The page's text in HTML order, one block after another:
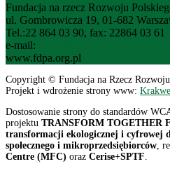
Fundacja na rzecz Rozwoju
ul. Gombrowicza 19, 01-682
Tel.:22 864 03 90, fax: 22864 03 61
e-mail:
www.fdpa.org.pl
Copyright © Fundacja na Rzecz
Projekt i wdrożenie strony www:
Dostosowanie strony do standardów
projektu TRANSFORM TOGETHER
transformacji ekologicznej i cyfrowej
społecznego i mikroprzedsiębiorców ,
Centre (MFC) oraz Cerise+SPTF